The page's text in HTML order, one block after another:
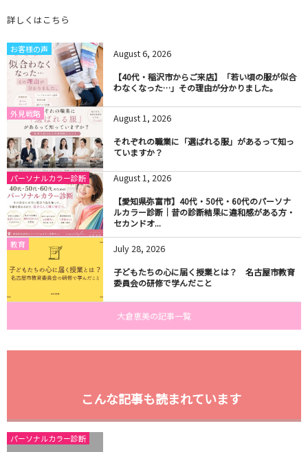
詳しくはこちら
お客様の声 August6, 2026
【40代・稲沢市からご来店】「若い頃の服が似合
わなくなった…」その理由が分かりました。
外見戦略 August1, 2026
それぞれの職業に「選ばれる服」があるって知っ
ていますか？
パーソナルカラー診断 August1, 2026
【愛知県弥富市】40代・50代・60代のパーソナ
ルカラー診断｜昔の診断結果に違和感がある方・
セカンドオ...
教育 July28, 2026
子どもたちの心に届く授業とは？ 名古屋市教育
委員会の研修で学んだこと
大倉恵美の記事一覧
こんな記事も読まれています
パーソナルカラー診断